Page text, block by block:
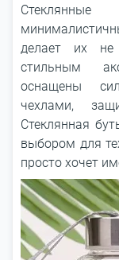
делает их
стильным
оснащены
чехлами,
Стеклянная
выбором для
просто хочет